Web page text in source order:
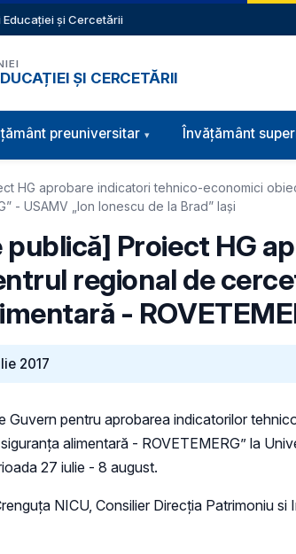
și Cercetării
ȘI CERCETĂRII
preuniversitar Învățământ
HG aprobare indicatori tehnico-economici
- USAMV „Ion Ionescu de la Brad” Iași
Proiect HG
regional de
-
2017
Guvern pentru aprobarea indicatorilor
alimentară - ROVETEMERG” la
27 iulie - 8 august.
NICU, Consilier Direcția Patrimoniu